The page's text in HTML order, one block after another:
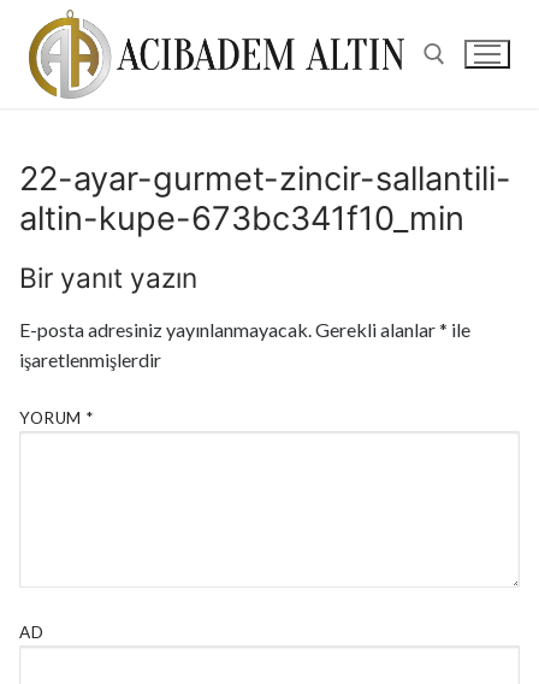
22-ayar-gurmet-zincir-sallantili-
altin-kupe-673bc341f10_min
Bir yanıt yazın
E-posta adresiniz yayınlanmayacak.Gerekli alanlar* ile
işaretlenmişlerdir
YORUM *
AD